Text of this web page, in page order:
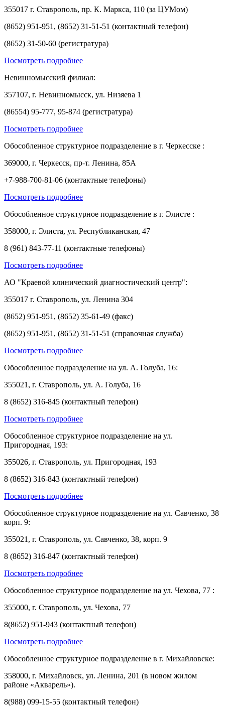
355017 г. Ставрополь, пр. К. Маркса, 110 (за ЦУМом)
(8652) 951-951, (8652) 31-51-51 (контактный телефон)
(8652) 31-50-60 (регистратура)
Посмотреть подробнее
Невинномысский филиал:
357107, г. Невинномысск, ул. Низяева 1
(86554) 95-777, 95-874 (регистратура)
Посмотреть подробнее
Обособленное структурное подразделение в г. Черкесске :
369000, г. Черкесск, пр-т. Ленина, 85А
+7-988-700-81-06 (контактные телефоны)
Посмотреть подробнее
Обособленное структурное подразделение в г. Элисте :
358000, г. Элиста, ул. Республиканская, 47
8 (961) 843-77-11 (контактные телефоны)
Посмотреть подробнее
АО "Краевой клинический диагностический центр":
355017 г. Ставрополь, ул. Ленина 304
(8652) 951-951, (8652) 35-61-49 (факс)
(8652) 951-951, (8652) 31-51-51 (справочная служба)
Посмотреть подробнее
Обособленное подразделение на ул. А. Голуба, 16:
355021, г. Ставрополь, ул. А. Голуба, 16
8 (8652) 316-845 (контактный телефон)
Посмотреть подробнее
Обособленное структурное подразделение на ул.
Пригородная, 193:
355026, г. Ставрополь, ул. Пригородная, 193
8 (8652) 316-843 (контактный телефон)
Посмотреть подробнее
Обособленное структурное подразделение на ул. Савченко, 38
корп. 9:
355021, г. Ставрополь, ул. Савченко, 38, корп. 9
8 (8652) 316-847 (контактный телефон)
Посмотреть подробнее
Обособленное структурное подразделение на ул. Чехова, 77 :
355000, г. Ставрополь, ул. Чехова, 77
8(8652) 951-943 (контактный телефон)
Посмотреть подробнее
Обособленное структурное подразделение в г. Михайловске:
358000, г. Михайловск, ул. Ленина, 201 (в новом жилом
районе «Акварель»).
8(988) 099-15-55 (контактный телефон)